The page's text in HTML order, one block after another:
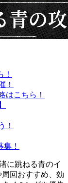
！
はこちら！
！
！
に跳ねる青のイ
回おすすめ、効